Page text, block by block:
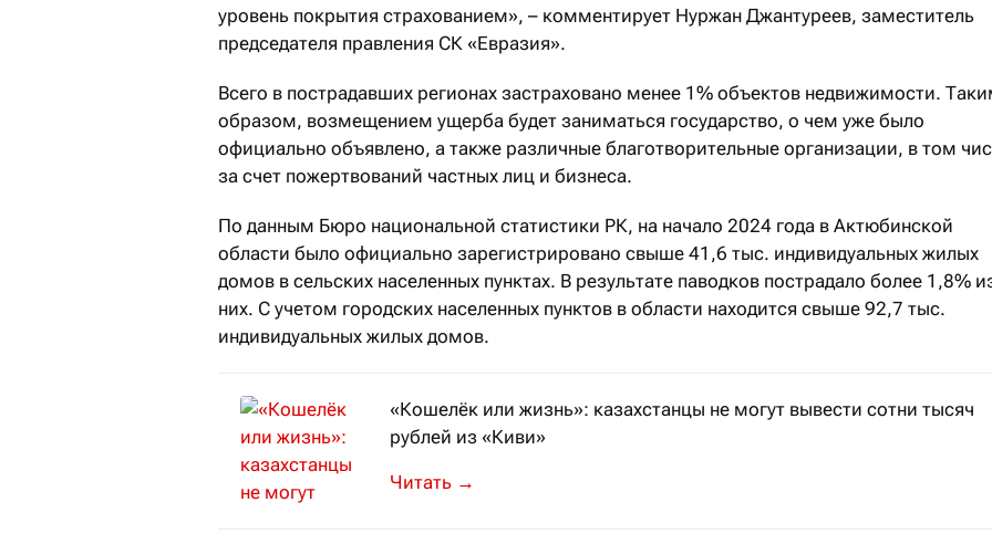
уровень покрытия страхованием», – комментирует Нуржан Джантуреев, заместитель
председателя правления СК «Евразия».
Всего в пострадавших регионах застраховано менее 1% объектов недвижимости.
образом, возмещением ущерба будет заниматься государство, о чем уже было
официально объявлено, а также различные благотворительные организации, в том
за счет пожертвований частных лиц и бизнеса.
По данным Бюро национальной статистики РК, на начало 2024 года в Актюбинской
области было официально зарегистрировано свыше 41,6 тыс. индивидуальных жилых
домов в сельских населенных пунктах. В результате паводков пострадало более 1,8%
них. С учетом городских населенных пунктов в области находится свыше 92,7 тыс.
индивидуальных жилых домов.
«Кошелёк или жизнь»: казахстанцы не могут вывести сотни тысяч
рублей из «Киви»
Деньги «застряли» на рублёвых счетах лишившегося лицензии
→